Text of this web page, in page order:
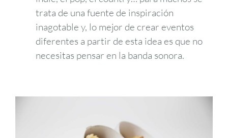
trata de una fuente de inspiración
inagotable y, lo mejor de crear eventos
diferentes a partir de esta idea es que no
necesitas pensar en la banda sonora.